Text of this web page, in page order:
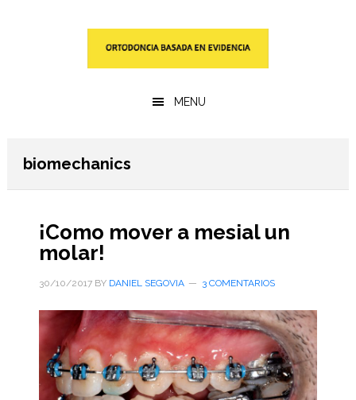
MENU
biomechanics
¡Como mover a mesial un
molar!
30/10/2017BY DANIEL SEGOVIA 3 COMENTARIOS